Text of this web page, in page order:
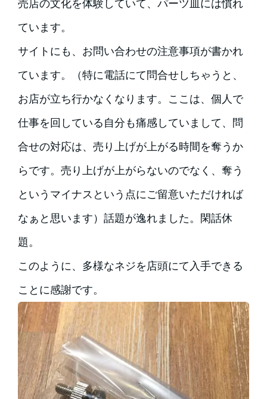
売店の文化を体験していて、パーツ皿には慣れ
ています。
サイトにも、お問い合わせの注意事項が書かれ
ています。（特に電話にて問合せしちゃうと、
お店が立ち行かなくなります。ここは、個人で
仕事を回している自分も痛感していまして、問
合せの対応は、売り上げが上がる時間を奪うか
らです。売り上げが上がらないのでなく、奪う
というマイナスという点にご留意いただければ
なぁと思います）話題が逸れました。閑話休
題。
このように、多様なネジを店頭にて入手できる
ことに感謝です。